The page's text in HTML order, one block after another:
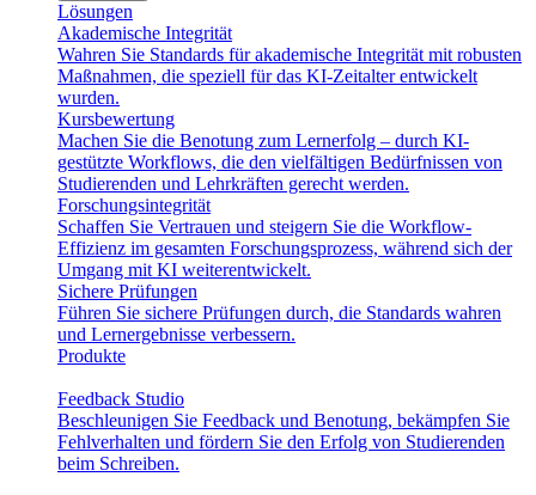
Lösungen
Akademische Integrität
Wahren Sie Standards für akademische Integrität mit robusten
Maßnahmen, die speziell für das KI-Zeitalter entwickelt
wurden.
Kursbewertung
Machen Sie die Benotung zum Lernerfolg – durch KI-
gestützte Workflows, die den vielfältigen Bedürfnissen von
Studierenden und Lehrkräften gerecht werden.
Forschungsintegrität
Schaffen Sie Vertrauen und steigern Sie die Workflow-
Effizienz im gesamten Forschungsprozess, während sich der
Umgang mit KI weiterentwickelt.
Sichere Prüfungen
Führen Sie sichere Prüfungen durch, die Standards wahren
und Lernergebnisse verbessern.
Produkte
Feedback Studio
Beschleunigen Sie Feedback und Benotung, bekämpfen Sie
Fehlverhalten und fördern Sie den Erfolg von Studierenden
beim Schreiben.